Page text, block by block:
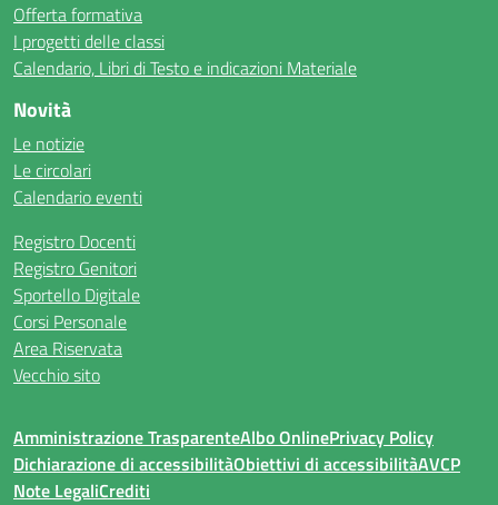
Offerta formativa
I progetti delle classi
Calendario, Libri di Testo e indicazioni Materiale
Novità
Le notizie
Le circolari
Calendario eventi
Registro Docenti
Registro Genitori
Sportello Digitale
Corsi Personale
Area Riservata
Vecchio sito
Amministrazione TrasparenteAlbo OnlinePrivacy Policy
Dichiarazione di accessibilitàObiettivi di accessibilitàAVCP
Note LegaliCrediti